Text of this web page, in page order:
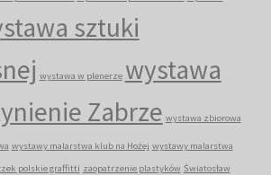
sztuki
wystawa w plenerze wystawa
Zabrze wystawa zbiorowa
wystawy malarstwa klub na Hożej wystawy malarstwa
polskie graffitti zaopatrzenie plastyków Światosław